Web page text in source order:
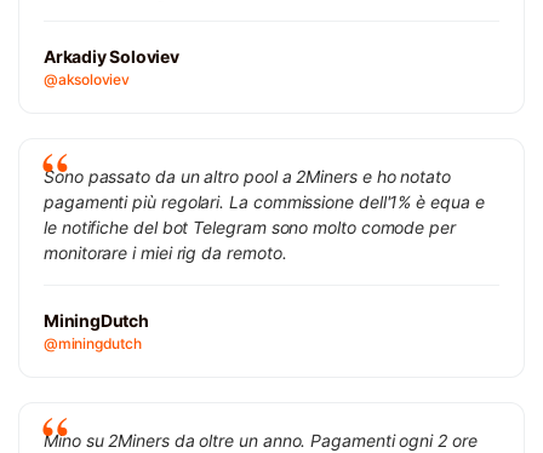
Arkadiy Soloviev
@aksoloviev
Sono passato da un altro pool a 2Miners e ho notato
pagamenti più regolari. La commissione dell'1% è equa e
le notifiche del bot Telegram sono molto comode per
monitorare i miei rig da remoto.
MiningDutch
@miningdutch
Mino su 2Miners da oltre un anno. Pagamenti ogni 2 ore